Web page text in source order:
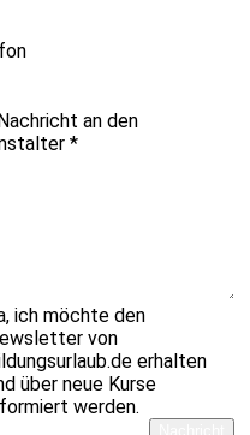
an den
*
ich möchte den
von
erhalten
über neue Kurse
werden.